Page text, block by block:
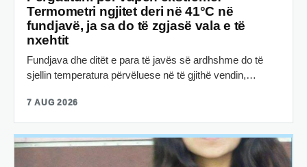
Termometri ngjitet deri në 41°C në
fundjavë, ja sa do të zgjasë vala e të
nxehtit
Fundjava dhe ditët e para të javës së ardhshme do të
sjellin temperatura përvëluese në të gjithë vendin,…
7 AUG 2026